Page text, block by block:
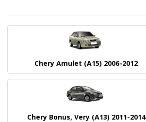
Chery Amulet (A15) 2006-2012
Chery Bonus, Very (A13) 2011-2014